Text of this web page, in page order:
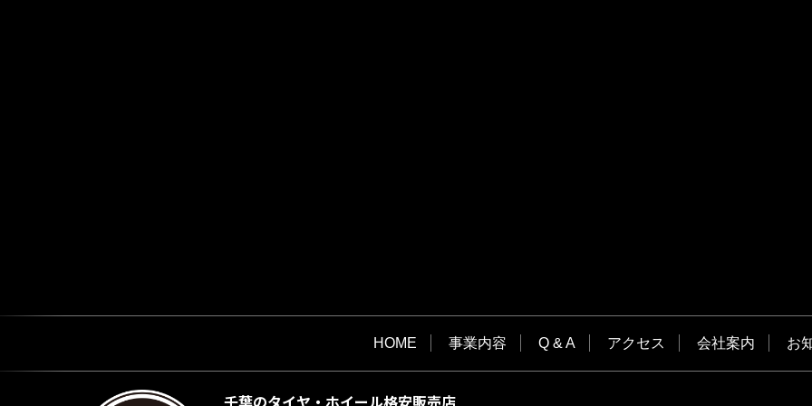
HOME 事業内容 Q & A アクセス 会社案内 お
千葉のタイヤ・ホイール格安販売店